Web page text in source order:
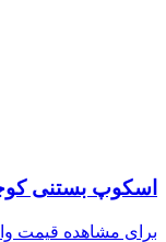
اسکوپ بستنی
برای مشاهده قیمت